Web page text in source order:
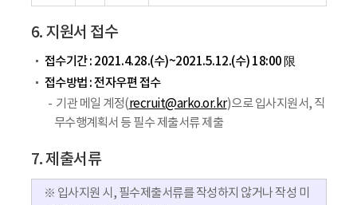
6. 지원서 접수
접수기간 : 2021.4.28.(수)~2021.5.12.(수) 18:00 限
접수방법 : 전자우편 접수
기관 메일 계정(recruit@arko.or.kr)으로 입사지원서, 직
무수행계획서 등 필수 제출서류 제출
7. 제출서류
※ 입사지원 시, 필수제출서류를 작성하지 않거나 작성 미